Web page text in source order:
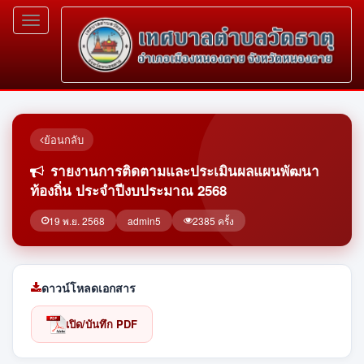
Toggle
navigation
ย้อนกลับ
รายงานการติดตามและประเมินผลแผนพัฒนา
ท้องถิ่น ประจำปีงบประมาณ 2568
19 พ.ย. 2568 admin5 2385 ครั้ง
ดาวน์โหลดเอกสาร
เปิด/บันทึก PDF